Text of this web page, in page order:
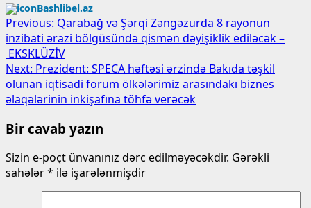
Bashlibel.az
Post
navigation
Previous: Qarabağ və Şərqi Zəngəzurda 8 rayonun
inzibati ərazi bölgüsündə qismən dəyişiklik ediləcək –
EKSKLÜZİV
Next: Prezident: SPECA həftəsi ərzində Bakıda təşkil
olunan iqtisadi forum ölkələrimiz arasındakı biznes
əlaqələrinin inkişafına töhfə verəcək
Bir cavab yazın
Sizin e-poçt ünvanınız dərc edilməyəcəkdir. Gərəkli
sahələr* ilə işarələnmişdir